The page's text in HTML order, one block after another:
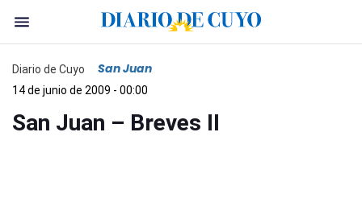
Diario de Cuyo San Juan
14 de junio de 2009 - 00:00
San Juan – Breves II